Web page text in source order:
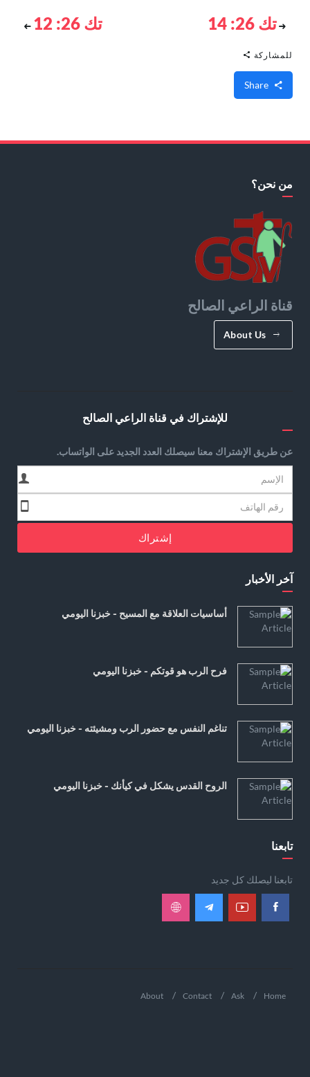
تك 26: 14 تك 26: 12
للمشاركة
من نحن؟
قناة الراعي الصالح
About Us
للإشتراك في قناة الراعي الصالح
عن طريق الإشتراك معنا سيصلك العدد الجديد على الواتساب.
إشتراك
آخر الأخبار
أساسيات العلاقة مع المسيح - خبزنا اليومي
فرح الرب هو قوتكم - خبزنا اليومي
تناغم النفس مع حضور الرب ومشيئته - خبزنا اليومي
الروح القدس يشكل في كيأنك - خبزنا اليومي
تابعنا
تابعنا ليصلك كل جديد
Home
Ask
Contact
About